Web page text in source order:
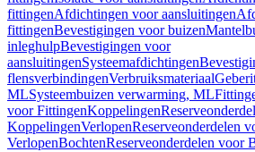
fittingenAfdichtingen voor aansluitingen
fittingenBevestigingen voor buizen
inleghulpBevestigingen voor
aansluitingenSysteemafdichtingen
flensverbindingenVerbruiksmateriaal
MLSysteembuizen verwarming, ML
voor FittingenKoppelingen
KoppelingenVerlopenReserveonderdelen
VerlopenBochtenReserveonderdelen voor